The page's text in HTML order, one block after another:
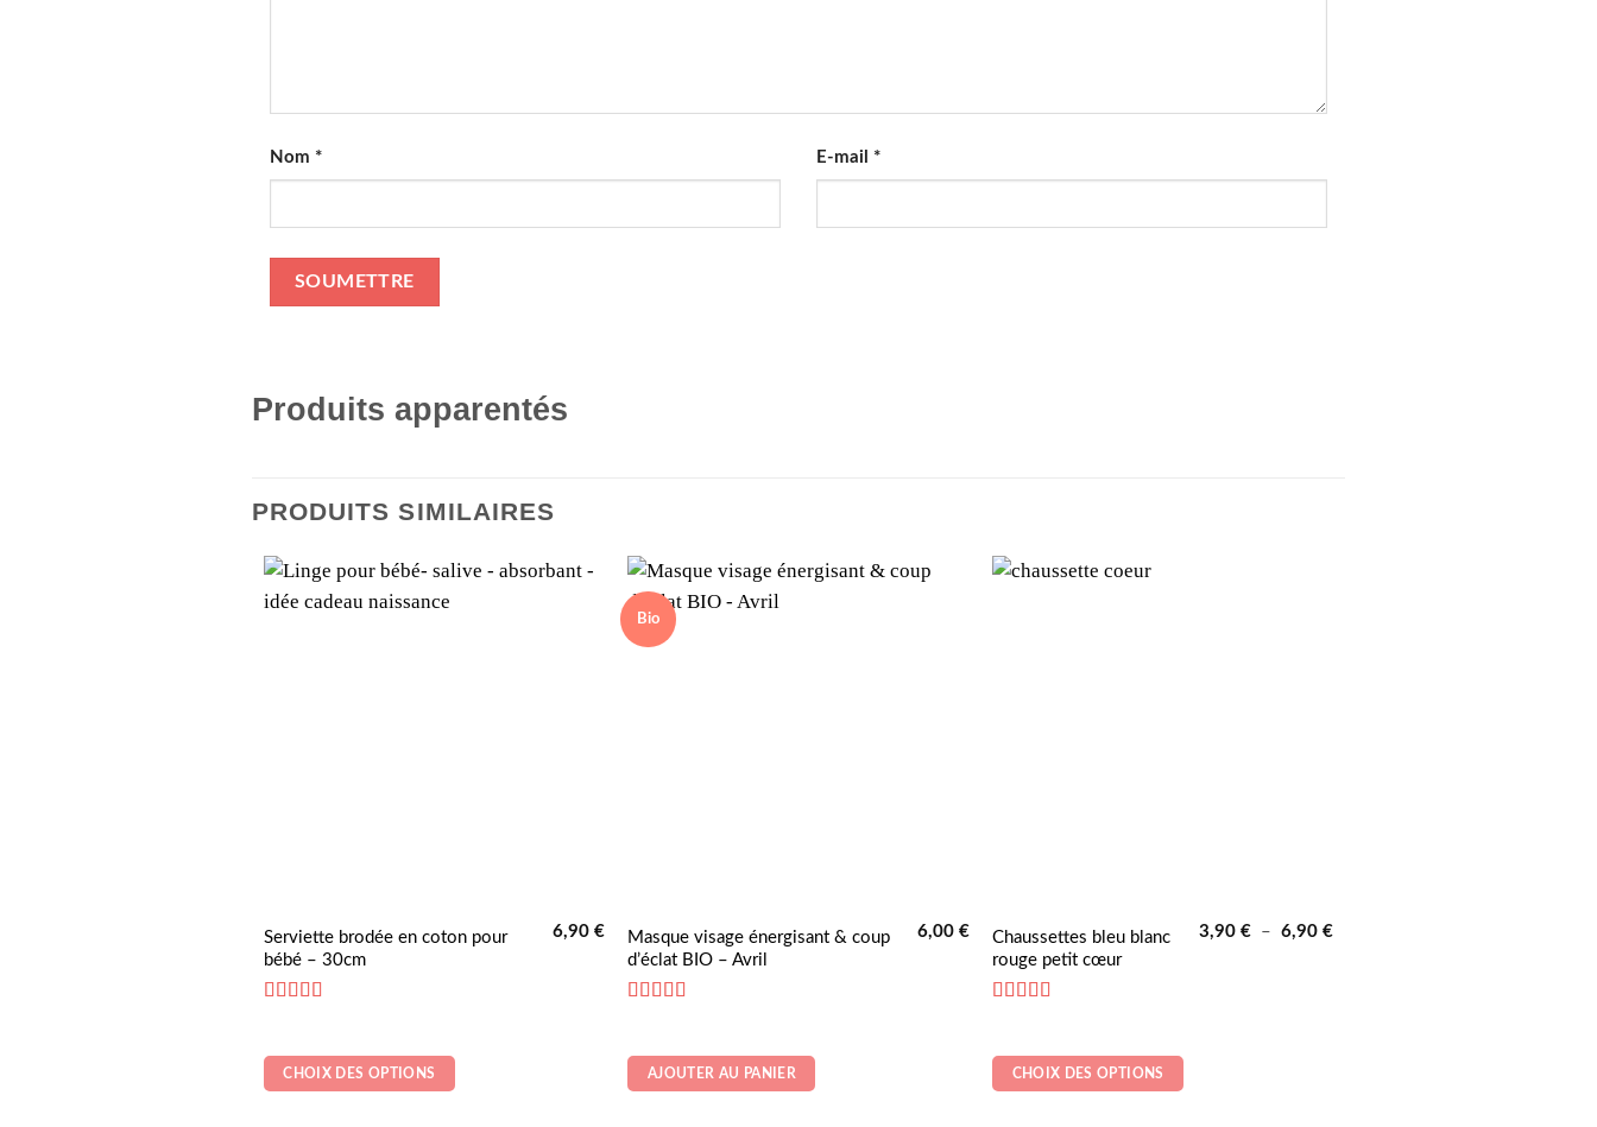
Nom * E-mail *
Produits apparentés
PRODUITS SIMILAIRES
Serviette brodée en coton pour
bébé – 30cm
6,90 €
CHOIX DES OPTIONS
Ce
produit
a
Les
Bio
Masque visage énergisant & coup
d’éclat BIO – Avril
6,00 €
AJOUTER AU PANIER
Chaussettes bleu blanc
rouge petit cœur
3,90€ – 6,90€Plage
CHOIX DES OPTIONS
Ce
produit
a
Les